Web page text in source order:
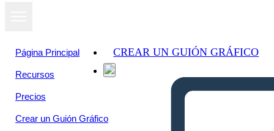
Página Principal
Recursos
Precios
Crear un Guión Gráfico
CREAR UN GUIÓN GRÁFICO